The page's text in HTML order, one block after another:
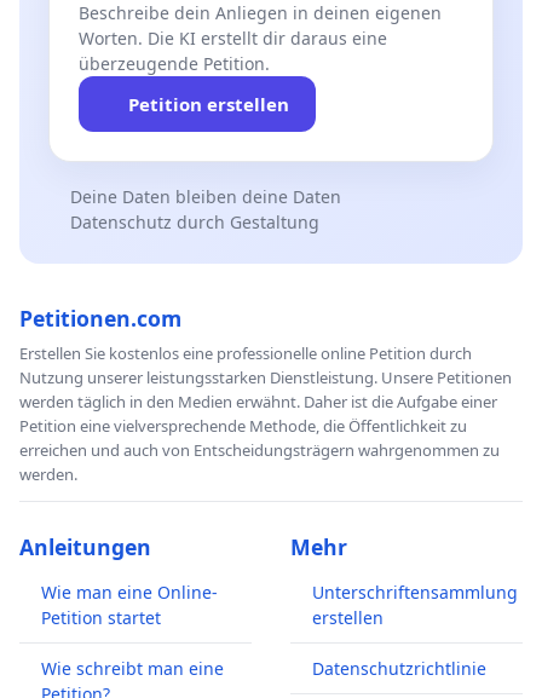
Beschreibe dein Anliegen in deinen eigenen
Worten. Die KI erstellt dir daraus eine
überzeugende Petition.
Petition erstellen
Deine Daten bleiben deine Daten
Datenschutz durch Gestaltung
Petitionen.com
Erstellen Sie kostenlos eine professionelle online Petition durch
Nutzung unserer leistungsstarken Dienstleistung. Unsere Petitionen
werden täglich in den Medien erwähnt. Daher ist die Aufgabe einer
Petition eine vielversprechende Methode, die Öffentlichkeit zu
erreichen und auch von Entscheidungsträgern wahrgenommen zu
werden.
Anleitungen
Wie man eine Online-
Petition startet
Wie schreibt man eine
Mehr
Unterschriftensammlung
erstellen
Datenschutzrichtlinie